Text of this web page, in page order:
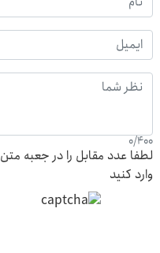
0/400
لطفا عدد مقابل را در جعبه متن
وارد کنید